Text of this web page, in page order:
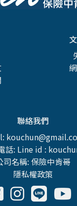
聯絡我們
話: Line id :
司名稱: 保險中肯哥
隱私權政策